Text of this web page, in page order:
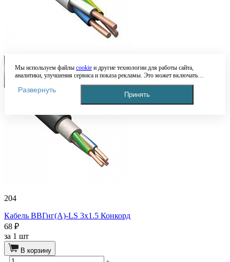
204
Кабель ВВГнг(А)-LS 3х1.5 Конкорд
68 ₽
за 1 шт
В корзину
Мы используем файлы cookieи другие технологии для работы сайта,
аналитики, улучшения сервиса и показа рекламы. Это может включать
обработку таких данных, как IP-адрес, информация о вашем устройстве,
местоположении и действиях на сайте. Продолжая пользоваться сайтом, вы
Политике обработки персональных
это в настройках браузера или покинуть сайт.
Развернуть
Принять